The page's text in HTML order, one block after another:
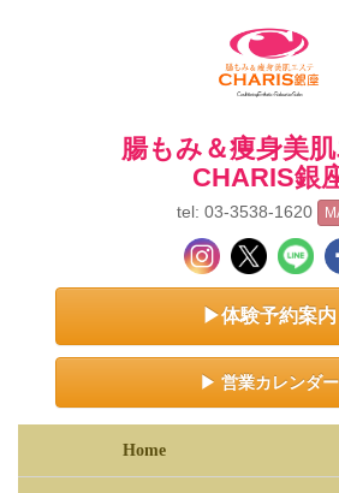
腸もみ＆痩身美
CHARIS銀
tel: 03-3538-1620
▶体験予約案内
▶ 営業カレンダー
Home